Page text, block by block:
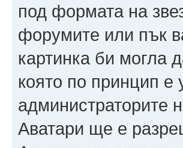
под формата на
форумите или пък
картинка би могла
която по принцип е
администраторите
Аватари ще е